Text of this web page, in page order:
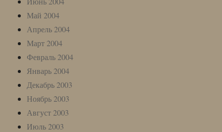
Май 2004
Апрель 2004
Март 2004
Февраль 2004
Январь 2004
Декабрь 2003
Ноябрь 2003
Август 2003
Июль 2003